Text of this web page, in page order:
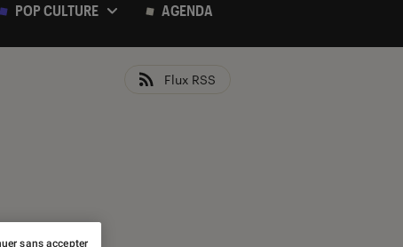
POP CULTURE AGENDA
Flux RSS
sans accepter